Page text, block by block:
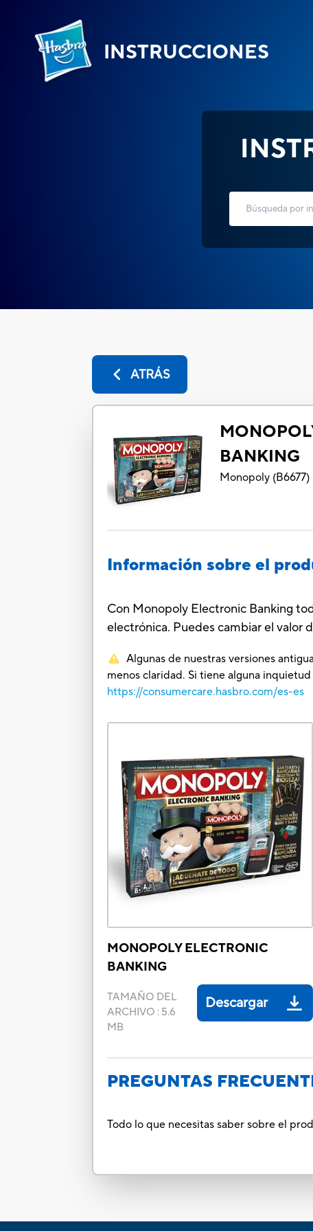
INSTRUCCIONES
ATRÁS
BANKING
Monopoly (B6677)
Información sobre el
Con Monopoly Electronic Banking
electrónica. Puedes cambiar el valor
Algunas de nuestras versiones
menos claridad. Si tiene alguna
https://consumercare.hasbro.com/es-es
MONOPOLY ELECTRONIC
BANKING
TAMAÑO DEL
ARCHIVO : 5.6
MB
Descargar
PREGUNTAS
Todo lo que necesitas saber sobre el